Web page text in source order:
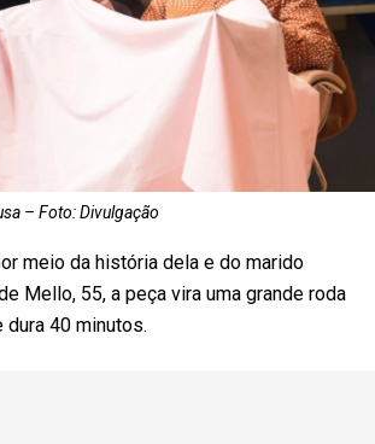
– Foto: Divulgação
meio da história dela e do marido
Mello, 55, a peça vira uma grande roda
dura 40 minutos.